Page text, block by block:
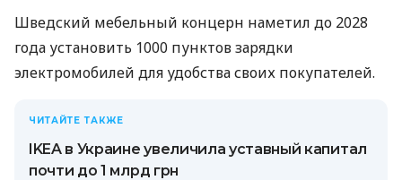
Шведский мебельный концерн наметил до 2028
года установить 1000 пунктов зарядки
электромобилей для удобства своих покупателей.
ЧИТАЙТЕ ТАКЖЕ
IKEA в Украине увеличила уставный капитал
почти до 1 млрд грн